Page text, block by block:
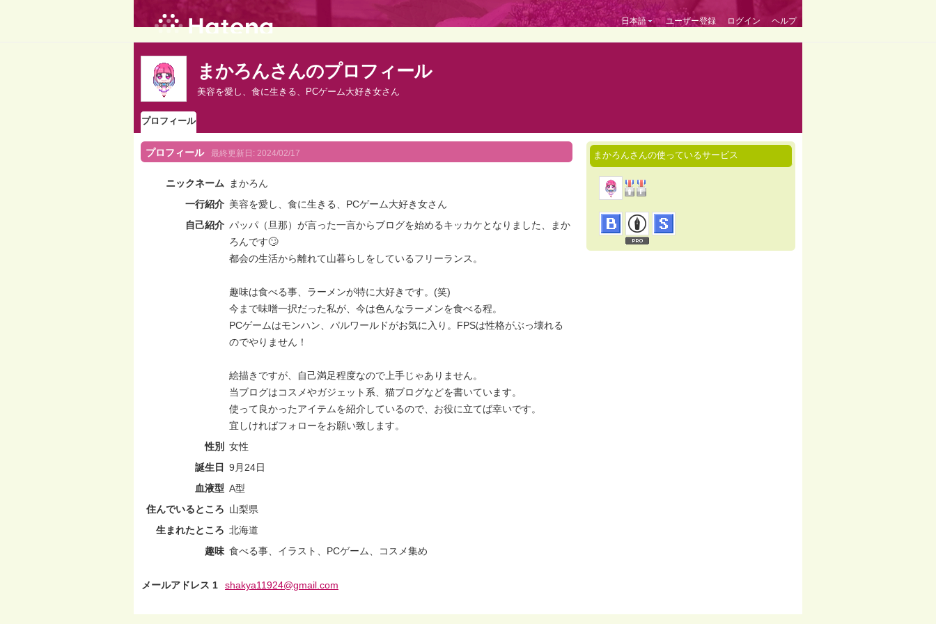
日本語 ユーザー登録 ログイン ヘルプ
まかろんさんのプロフィール
美容を愛し、食に生きる、PCゲーム大好き女さん
プロフィール
プロフィール 最終更新日: 2024/02/17
ニックネーム まかろん
一行紹介 美容を愛し、食に生きる、PCゲーム大好き女さん
自己紹介 パッパ（旦那）が言った一言からブログを始めるキッカケとなりました、まか
ろんです🙄
都会の生活から離れて山暮らしをしているフリーランス。
趣味は食べる事、ラーメンが特に大好きです。(笑)
今まで味噌一択だった私が、今は色んなラーメンを食べる程。
PCゲームはモンハン、パルワールドがお気に入り。FPSは性格がぶっ壊れる
のでやりません！
絵描きですが、自己満足程度なので上手じゃありません。
当ブログはコスメやガジェット系、猫ブログなどを書いています。
使って良かったアイテムを紹介しているので、お役に立てば幸いです。
宜しければフォローをお願い致します。
性別
女性
誕生日
9月24日
血液型 A型
住んでいるところ 山梨県
生まれたところ 北海道
趣味 食べる事、イラスト、PCゲーム、コスメ集め
メールアドレス 1 shakya11924@gmail.com
まかろんさんの使っているサービス